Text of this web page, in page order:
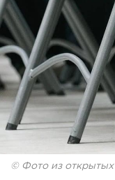
© Фото из открытых